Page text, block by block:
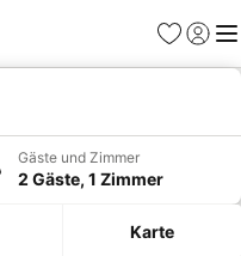
Favoriten
Gäste und Zimmer
2 Gäste, 1 Zimmer
Karte